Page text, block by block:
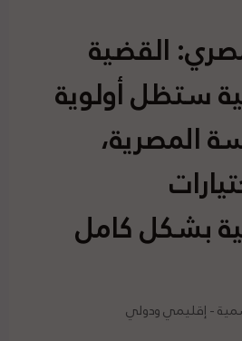
القضية
ستظل أولوية
المصرية،
بشكل كامل
- إقليمي ودولي